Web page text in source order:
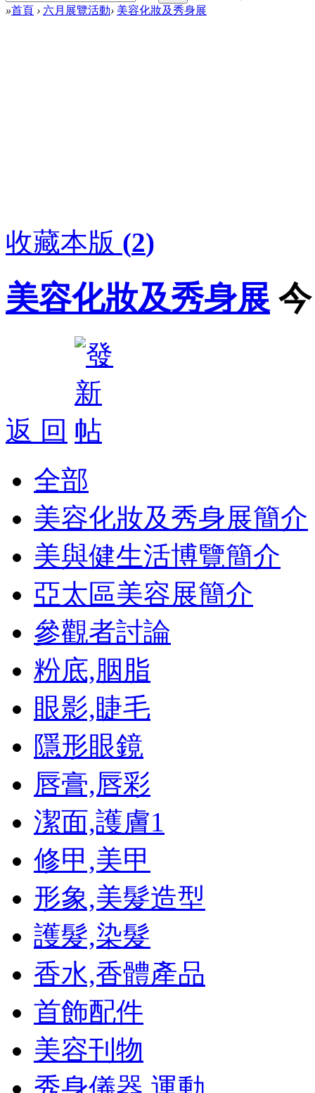
»首頁 › 六月展覽活動› 美容化妝及秀身展
收藏本版 (2)
美容化妝及秀身展
返 回
全部
美容化妝及秀身展簡介
美與健生活博覽簡介
亞太區美容展簡介
參觀者討論
粉底,胭脂
眼影,睫毛
隱形眼鏡
唇膏,唇彩
潔面,護膚1
修甲,美甲
形象,美髮造型
護髮,染髮
香水,香體產品
首飾配件
美容刊物